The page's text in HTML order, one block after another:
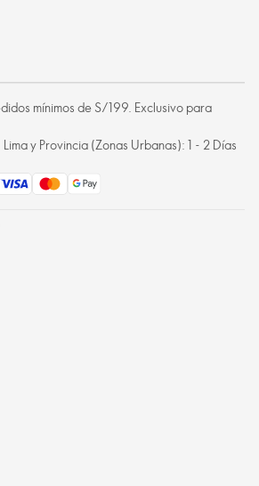
mínimos de S/199. Exclusivo para
y Provincia (Zonas Urbanas): 1 - 2 Días